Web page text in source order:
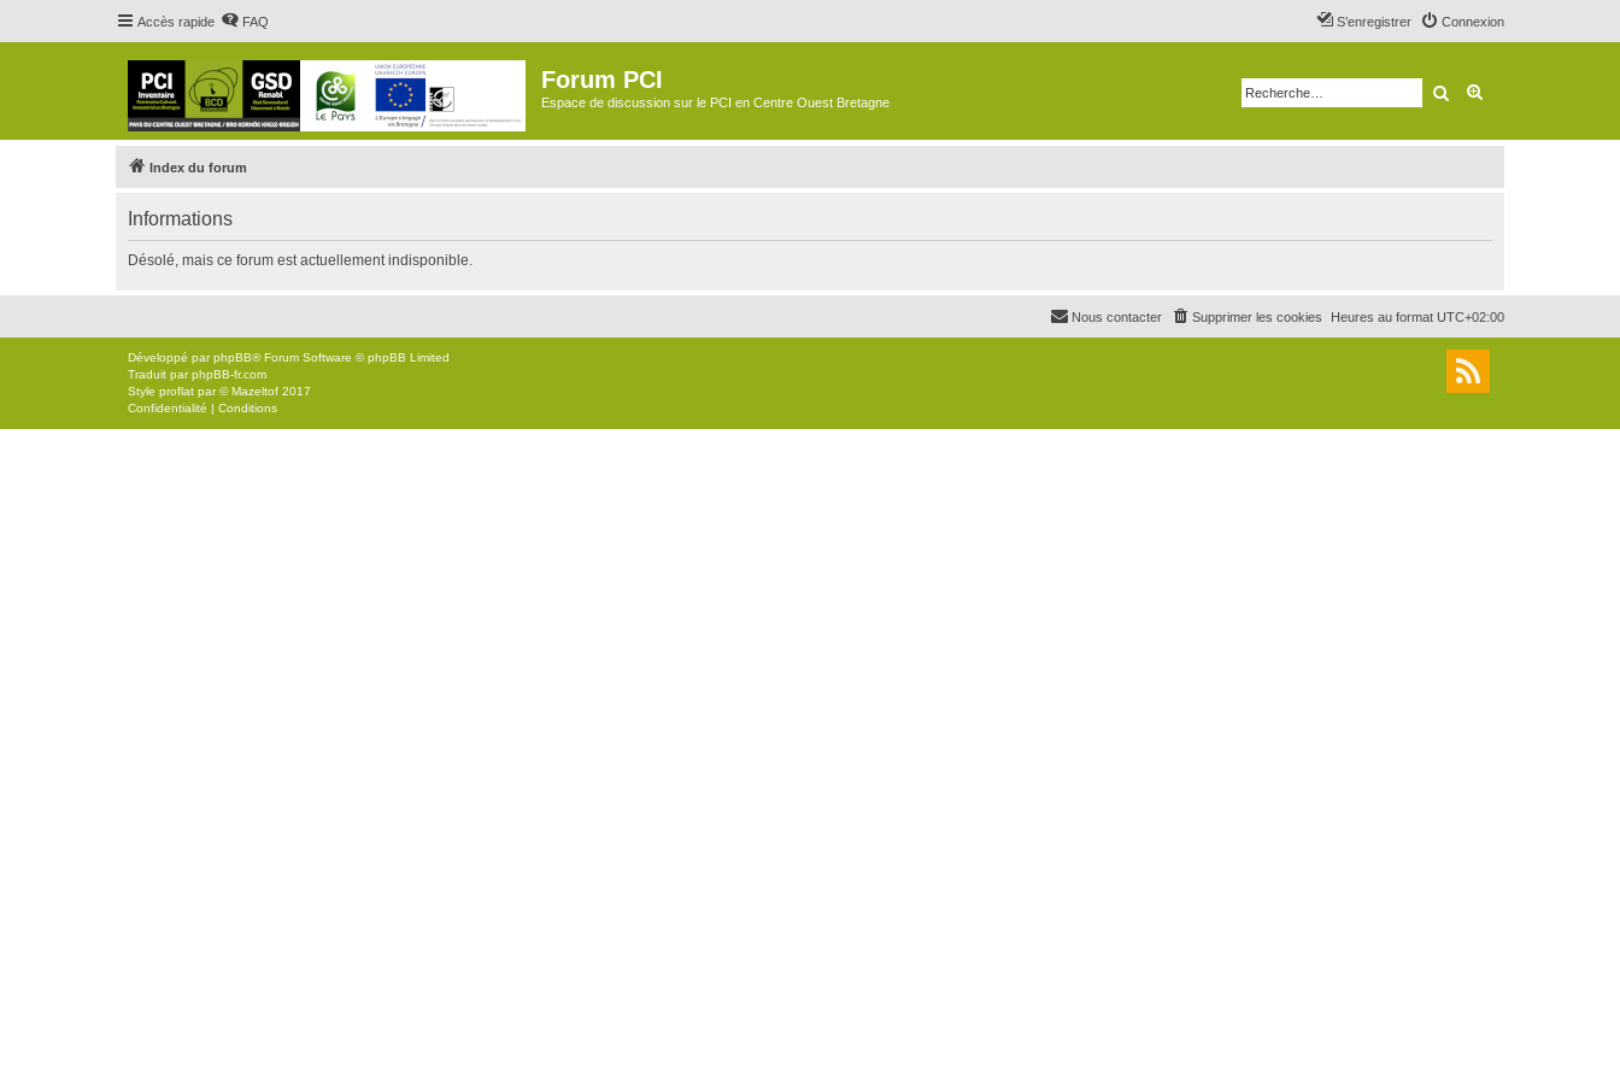
Accès rapide FAQ Connexion
S’enregistrer
Forum PCI
Espace de discussion sur le PCI en Centre Ouest Bretagne Rechercher
Index du forum
Informations
Désolé, mais ce forum est actuellement indisponible.
Heures au format UTC+02:00
Supprimer les cookies
Nous contacter
Développé parphpBB® Forum Software © phpBB Limited
Traduit parphpBB-fr.com
Style proflat par ©Mazeltof 2017
Confidentialité | Conditions